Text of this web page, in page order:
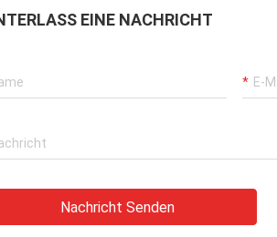
EINE NACHRICHT
Nachricht Senden